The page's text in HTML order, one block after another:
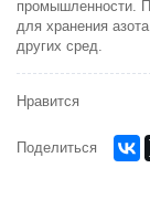
промышленности.
для хранения
других сред.
Нравится
Поделиться